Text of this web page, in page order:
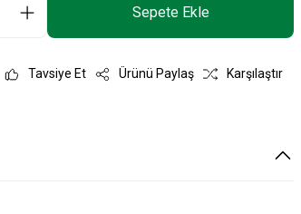
Sepete Ekle
Tavsiye Et Ürünü Paylaş Karşılaştır